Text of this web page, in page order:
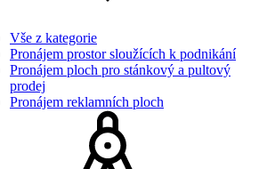
Vše z kategorie
Pronájem prostor sloužících k podnikání
Pronájem ploch pro stánkový a pultový
prodej
Pronájem reklamních ploch